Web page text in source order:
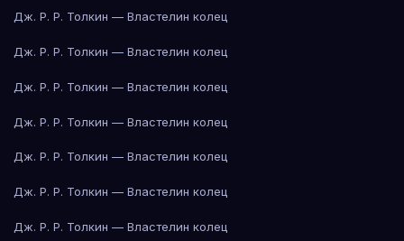
Дж. Р. Р. Толкин — Властелин колец
Дж. Р. Р. Толкин — Властелин колец
Дж. Р. Р. Толкин — Властелин колец
Дж. Р. Р. Толкин — Властелин колец
Дж. Р. Р. Толкин — Властелин колец
Дж. Р. Р. Толкин — Властелин колец
Дж. Р. Р. Толкин — Властелин колец